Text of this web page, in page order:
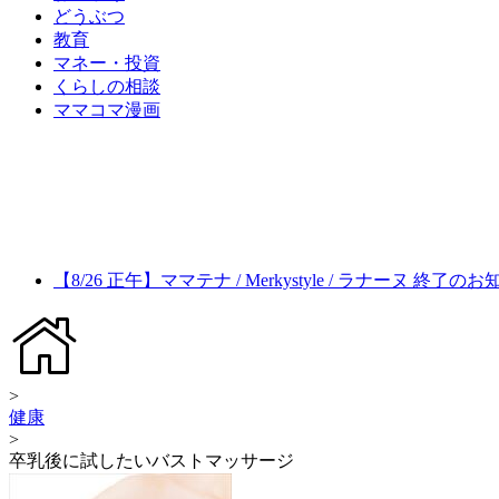
どうぶつ
教育
マネー・投資
くらしの相談
ママコマ漫画
【8/26 正午】ママテナ / Merkystyle / ラナーヌ 終了のお
>
健康
>
卒乳後に試したいバストマッサージ